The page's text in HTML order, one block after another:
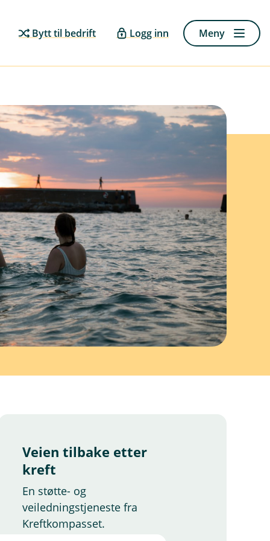
Bytt til bedrift Logg inn Meny
Veien tilbake etter
kreft
En støtte- og
veiledningstjeneste fra
Kreftkompasset.